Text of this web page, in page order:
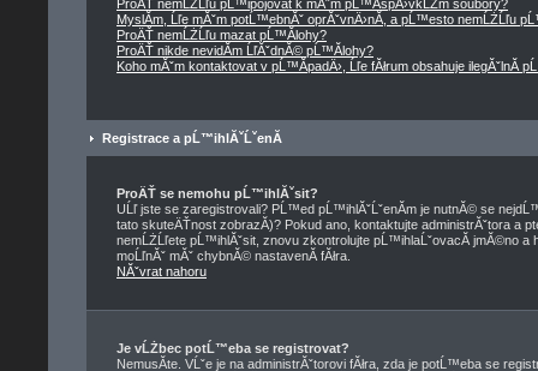
ProÄŤ nemĹŻĹľu pĹ™ipojovat k mĂ˝m pĹ™Ă­spÄ›vkĹŻm soubory?
MyslĂ­m, Ĺľe mĂˇm potĹ™ebnĂˇ oprĂˇvnÄ›nĂ­, a pĹ™esto nemĹŻĹľu
ProÄŤ nemĹŻĹľu mazat pĹ™Ă­lohy?
ProÄŤ nikde nevidĂ­m ĹľĂˇdnĂ© pĹ™Ă­lohy?
Koho mĂˇm kontaktovat v pĹ™Ă­padÄ›, Ĺľe fĂłrum obsahuje ilegĂˇlnĂ­
Registrace a pĹ™ihlĂˇĹˇenĂ­
ProÄŤ se nemohu pĹ™ihlĂˇsit?
UĹľ jste se zaregistrovali? PĹ™ed pĹ™ihlĂˇĹˇenĂ­m je nutnĂ© se
tato skuteÄŤnost zobrazĂ­)? Pokud ano, kontaktujte administrĂˇtora a
nemĹŻĹľete pĹ™ihlĂˇsit, znovu zkontrolujte pĹ™ihlaĹˇovacĂ­ jmĂ©no a
moĹľnĂˇ mĂˇ chybnĂ© nastavenĂ­ fĂłra.
NĂˇvrat nahoru
Je vĹŻbec potĹ™eba se registrovat?
NemusĂ­te. VĹˇe je na administrĂˇtorovi fĂłra, zda je potĹ™eba se